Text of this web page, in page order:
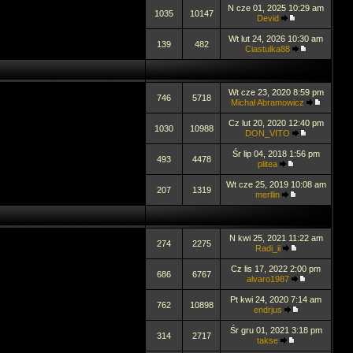
1035 10147
N cze 01, 2025 10:29 am
Devid
139 482
Wt lut 24, 2026 10:30 am
Ciastulka88
746 5718
Wt cze 23, 2020 8:59 pm
Michał Abramowicz
1030 10988
Cz lut 20, 2020 12:40 pm
DON_VITO
493 4478
Śr lip 04, 2018 1:56 pm
plitea
207 1319
Wt cze 25, 2019 10:08 am
merllin
274 2275
N kwi 25, 2021 11:22 am
Radi_ii
686 6767
Cz lis 17, 2022 2:00 pm
alvaro1987
762 10898
Pt kwi 24, 2020 7:14 am
endrjus
314 2717
Śr gru 01, 2021 3:18 pm
takse